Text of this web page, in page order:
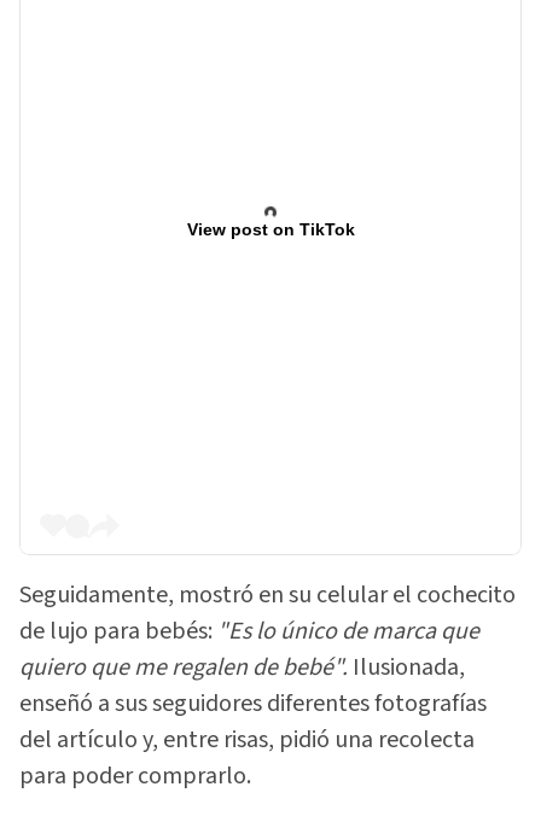
View post on TikTok
Seguidamente, mostró en su celular el cochecito
de lujo para bebés: "Es lo único de marca que
quiero que me regalen de bebé". Ilusionada,
enseñó a sus seguidores diferentes fotografías
del artículo y, entre risas, pidió una recolecta
para poder comprarlo.